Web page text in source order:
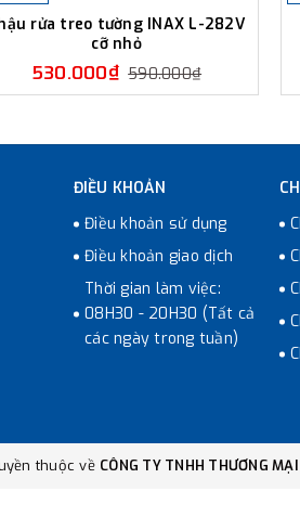
rửa treo tường INAX L-282V
cỡ nhỏ
530.000₫ 590.000₫
ĐIỀU KHOẢN
Điều khoản sử dụng
Điều khoản giao dịch
Thời gian làm việc:
08H30 - 20H30 (Tất cả
các ngày trong tuần)
thuộc về CÔNG TY TNHH THƯƠNG